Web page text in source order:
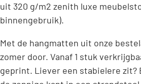
uit 320 g/m2 zenith luxe
binnengebruik).
Met de hangmatten uit onze
zomer door. Vanaf 1 stuk
geprint. Liever een stabielere zit?